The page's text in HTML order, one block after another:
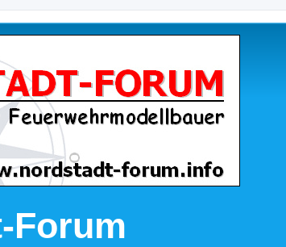
Forum